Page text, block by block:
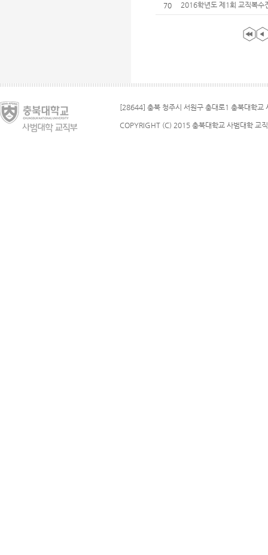
70 2016학년도 제1회 교직복수
[28644] 충북 청주시 서원구 충대로1 충북대학
COPYRIGHT (C) 2015 충북대학교 사범대학 교